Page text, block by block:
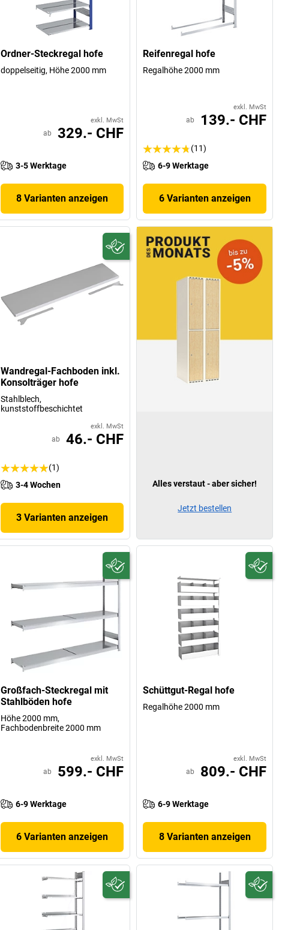
Ordner-Steckregal hofe
doppelseitig, Höhe 2000 mm
exkl. MwSt
ab 329.- CHF
3-5 Werktage
8 Varianten anzeigen
Reifenregal hofe
Regalhöhe 2000 mm
exkl. MwSt
ab 139.- CHF
(11)
6-9 Werktage
6 Varianten anzeigen
Wandregal-Fachboden inkl.
Konsolträger hofe
Stahlblech,
kunststoffbeschichtet
exkl. MwSt
ab 46.- CHF
(1)
3-4 Wochen
3 Varianten anzeigen
Großfach-Steckregal mit
Stahlböden hofe
Höhe 2000 mm,
Fachbodenbreite 2000 mm
exkl. MwSt
ab 599.- CHF
6-9 Werktage
6 Varianten anzeigen
Schüttgut-Regal hofe
Regalhöhe 2000 mm
exkl. MwSt
ab 809.- CHF
6-9 Werktage
8 Varianten anzeigen
Alles verstaut - aber sicher!
Jetzt bestellen